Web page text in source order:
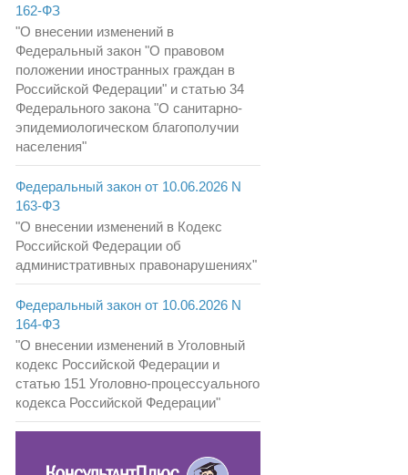
162-ФЗ
"О внесении изменений в
Федеральный закон "О правовом
положении иностранных граждан в
Российской Федерации" и статью 34
Федерального закона "О санитарно-
эпидемиологическом благополучии
населения"
Федеральный закон от 10.06.2026 N
163-ФЗ
"О внесении изменений в Кодекс
Российской Федерации об
административных правонарушениях"
Федеральный закон от 10.06.2026 N
164-ФЗ
"О внесении изменений в Уголовный
кодекс Российской Федерации и
статью 151 Уголовно-процессуального
кодекса Российской Федерации"